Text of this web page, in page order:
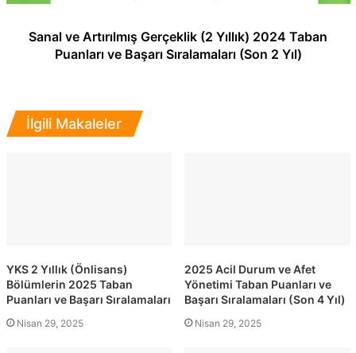
Sanal ve Artırılmış Gerçeklik (2 Yıllık) 2024 Taban
Puanları ve Başarı Sıralamaları (Son 2 Yıl)
İlgili Makaleler
YKS 2 Yıllık (Önlisans)
Bölümlerin 2025 Taban
Puanları ve Başarı Sıralamaları
Nisan 29, 2025
2025 Acil Durum ve Afet
Yönetimi Taban Puanları ve
Başarı Sıralamaları (Son 4 Yıl)
Nisan 29, 2025